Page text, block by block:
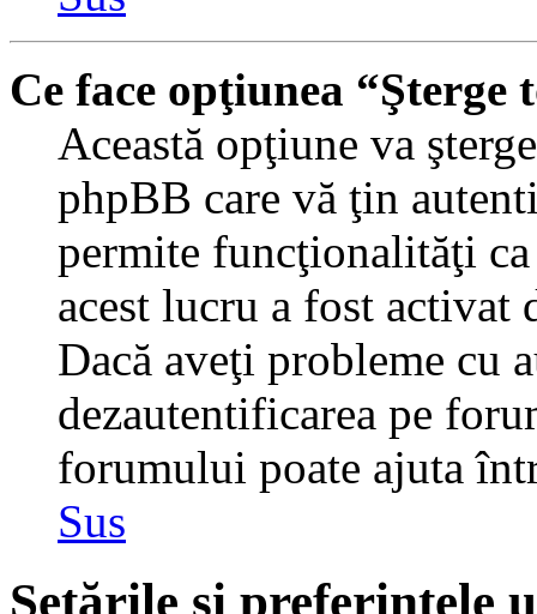
Ce face opţiunea
Această opţiune va
phpBB care vă ţin
permite funcţionalităţi
acest lucru a fost
Dacă aveţi probleme cu
dezautentificarea pe
forumului poate ajuta
Sus
Setările şi preferinţele